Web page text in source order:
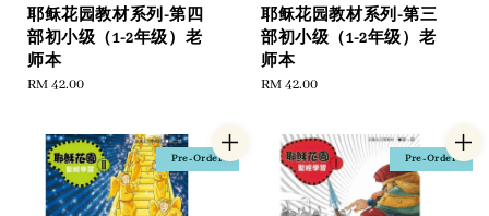
耶稣花园教材系列-第四
部初小级（1-2年级）老
师本
Regular
RM 42.00
耶稣花园教材系列-第三
部初小级（1-2年级）老
师本
Regular
RM 42.00
Pre-Order Pre-Order